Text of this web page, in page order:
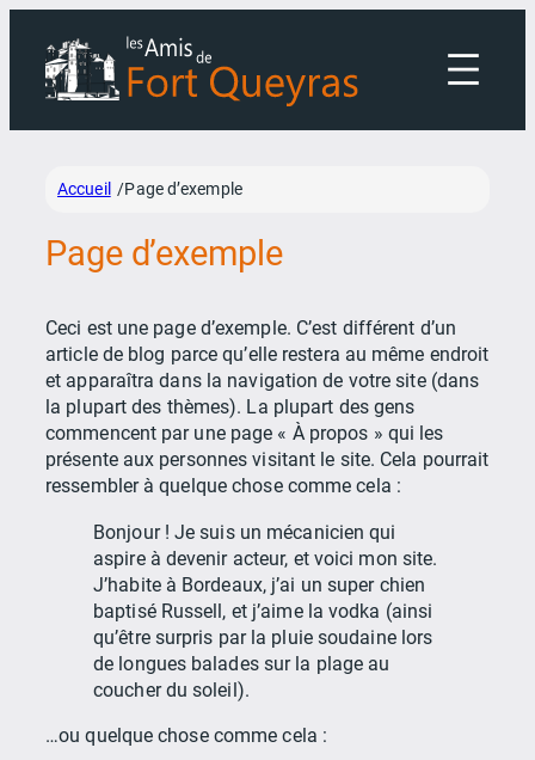
contenu
Accueil /Page d’exemple
Page d’exemple
Ceci est une page d’exemple. C’est différent d’un
article de blog parce qu’elle restera au même endroit
et apparaîtra dans la navigation de votre site (dans
la plupart des thèmes). La plupart des gens
commencent par une page « À propos » qui les
présente aux personnes visitant le site. Cela pourrait
ressembler à quelque chose comme cela :
Bonjour ! Je suis un mécanicien qui
aspire à devenir acteur, et voici mon site.
J’habite à Bordeaux, j’ai un super chien
baptisé Russell, et j’aime la vodka (ainsi
qu’être surpris par la pluie soudaine lors
de longues balades sur la plage au
coucher du soleil).
…ou quelque chose comme cela :